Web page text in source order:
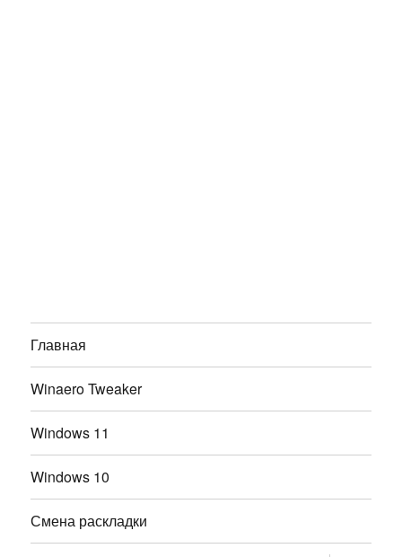
Главная
Winaero Tweaker
Windows 11
Windows 10
Смена раскладки